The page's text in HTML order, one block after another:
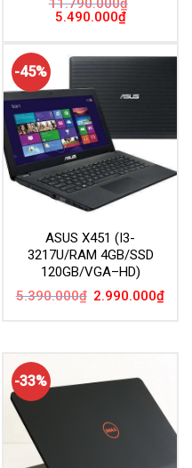
11.790.000₫
Giá
5.490.000₫Giá
hiện
5.490.000₫.
-45%
ASUS X451 (I3-
3217U/RAM 4GB/SSD
120GB/VGA–HD)
5.390.000₫ Giá
2.990.000₫Giá
-33%